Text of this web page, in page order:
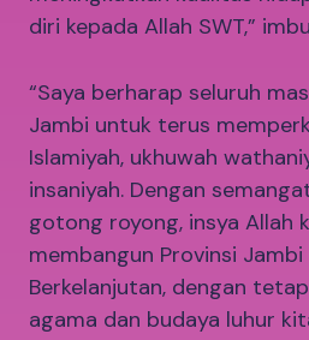
diri kepada Allah SWT,”
“Saya berharap seluruh
Jambi untuk terus
Islamiyah, ukhuwah
insaniyah. Dengan
gotong royong, insya Allah
membangun Provinsi
Berkelanjutan, dengan
agama dan budaya luhur